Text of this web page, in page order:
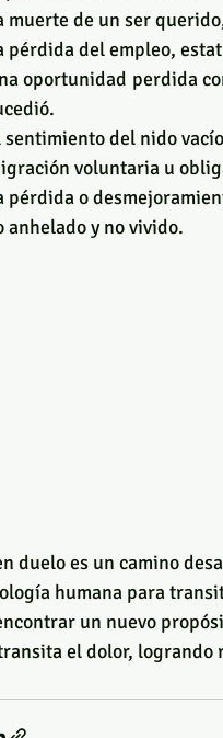
muerte de un ser
pérdida del empleo,
oportunidad perdida
sentimiento del nido
voluntaria u
pérdida o
anhelado y no vivido.
duelo es un camino
humana para
un nuevo
el dolor, logrando